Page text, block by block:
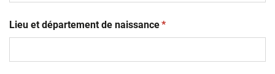
slash
MM
Lieu et département de naissance(obligatoire)
*